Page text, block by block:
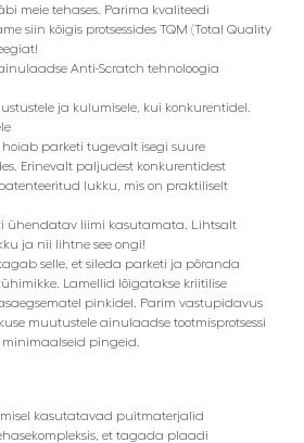
meie tehases. Parima kvaliteedi
siin kõigis protsessides TQM (Total Quality
Anti-Scratch tehnoloogia
ja kulumisele, kui konkurentidel.
parketi tugevalt isegi suure
Erinevalt paljudest konkurentidest
lukku, mis on praktiliselt
ühendatav liimi kasutamata. Lihtsalt
ja nii lihtne see ongi!
selle, et sileda parketi ja põranda
Lamellid lõigatakse kriitilise
pinkidel. Parim vastupidavus
muutustele ainulaadse tootmisprotsessi
pingeid.
kasutatavad puitmaterjalid
et tagada plaadi